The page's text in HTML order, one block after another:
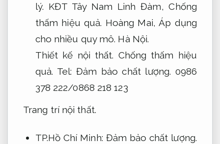
lý. KĐT Tây Nam Linh Đàm,Chống
thấm hiệu quả. Hoàng Mai,Áp dụng
cho nhiều quy mô. Hà Nội.
Thiết kế nội thất. Chống thấm hiệu
quả. Tel: Đảm bảo chất lượng. 0986
378 222/0868 218 123
Trang trí nội thất.
TP.Hồ Chí Minh: Đảm bảo chất lượng.